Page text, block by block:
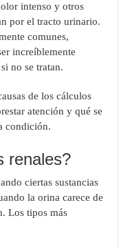
intenso y otros
por el tracto urinario.
comunes,
increíblemente
no se tratan.
de los cálculos
atención y qué se
condición.
renales?
ciertas sustancias
la orina carece de
Los tipos más